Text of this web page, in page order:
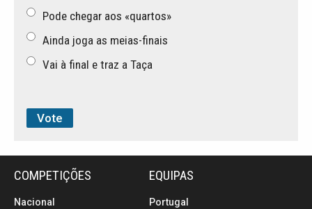
Pode chegar aos «quartos»
Ainda joga as meias-finais
Vai à final e traz a Taça
COMPETIÇÕES
Nacional
EQUIPAS
Portugal